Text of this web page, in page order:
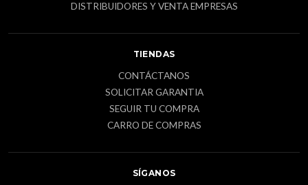
DISTRIBUIDORES Y VENTA EMPRESAS
TIENDAS
CONTÁCTANOS
SOLICITAR GARANTIA
SEGUIR TU COMPRA
CARRO DE COMPRAS
SÍGANOS